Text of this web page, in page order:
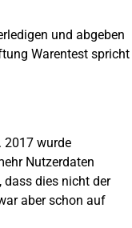
und abgeben
Warentest spricht
2017 wurde
Nutzerdaten
dass dies nicht der
aber schon auf